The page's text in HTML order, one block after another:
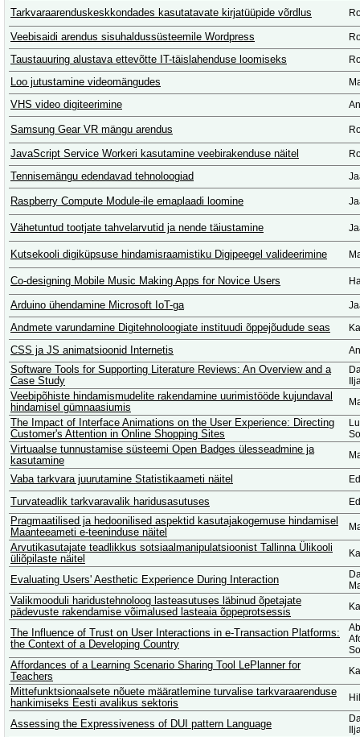
Tarkvaraarenduskeskkondades kasutatavate kirjatüüpide võrdlus
Veebisaidi arendus sisuhaldussüsteemile Wordpress
Taustauuring alustava ettevõtte IT-täislahenduse loomiseks
Loo jutustamine videomängudes
VHS video digiteerimine
Samsung Gear VR mängu arendus
JavaScript Service Workeri kasutamine veebirakenduse näitel
Tennisemängu edendavad tehnoloogiad
Raspberry Compute Module-ile emaplaadi loomine
Vähetuntud tootjate tahvelarvutid ja nende täiustamine
Kutsekooli digiküpsuse hindamisraamistiku Digipeegel valideerimine
Co-designing Mobile Music Making Apps for Novice Users
Arduino ühendamine Microsoft IoT-ga
Andmete varundamine Digitehnoloogiate instituudi õppejõudude seas
CSS ja JS animatsioonid Internetis
Software Tools for Supporting Literature Reviews: An Overview and a
Case Study
Veebipõhiste hindamismudelite rakendamine uurimistööde kujundaval
hindamisel gümnaasiumis
The Impact of Interface Animations on the User Experience: Directing
Customer's Attention in Online Shopping Sites
Virtuaalse tunnustamise süsteemi Open Badges ülesseadmine ja
kasutamine
Vaba tarkvara juurutamine Statistikaameti näitel
Turvateadlik tarkvaravalik haridusasutuses
Pragmaatilised ja hedoonilised aspektid kasutajakogemuse hindamisel
Maanteeameti e-teeninduse näitel
Arvutikasutajate teadlikkus sotsiaalmanipulatsioonist Tallinna Ülikooli
üliõpilaste näitel
Evaluating Users' Aesthetic Experience During Interaction
Valikmooduli haridustehnoloog lasteasutuses läbinud õpetajate
pädevuste rakendamise võimalused lasteaia õppeprotsessis
The Influence of Trust on User Interactions in e-Transaction Platforms:
the Context of a Developing Country
Affordances of a Learning Scenario Sharing Tool LePlanner for
Teachers
Mittefunktsionaalsete nõuete määratlemine turvalise tarkvaraarenduse
hankimiseks Eesti avalikus sektoris
Assessing the Expressiveness of DUI pattern Language